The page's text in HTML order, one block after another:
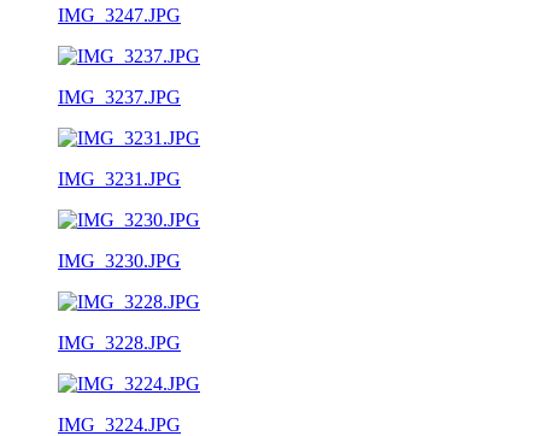
IMG_3247.JPG
IMG_3237.JPG
IMG_3231.JPG
IMG_3230.JPG
IMG_3228.JPG
IMG_3224.JPG